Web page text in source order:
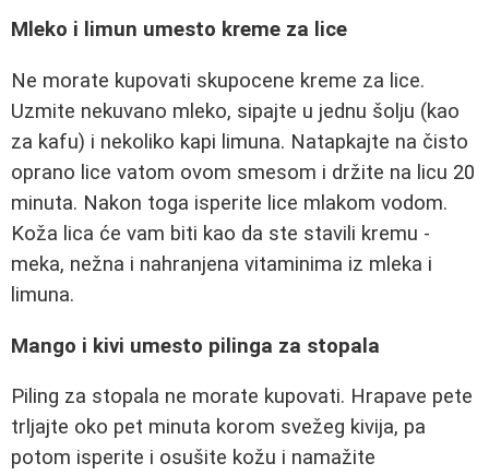
Mleko i limun umesto kreme za lice
Ne morate kupovati skupocene kreme za lice.
Uzmite nekuvano mleko, sipajte u jednu šolju (kao
za kafu) i nekoliko kapi limuna. Natapkajte na čisto
oprano lice vatom ovom smesom i držite na licu 20
minuta. Nakon toga isperite lice mlakom vodom.
Koža lica će vam biti kao da ste stavili kremu -
meka, nežna i nahranjena vitaminima iz mleka i
limuna.
Mango i kivi umesto pilinga za stopala
Piling za stopala ne morate kupovati. Hrapave pete
trljajte oko pet minuta korom svežeg kivija, pa
potom isperite i osušite kožu i namažite